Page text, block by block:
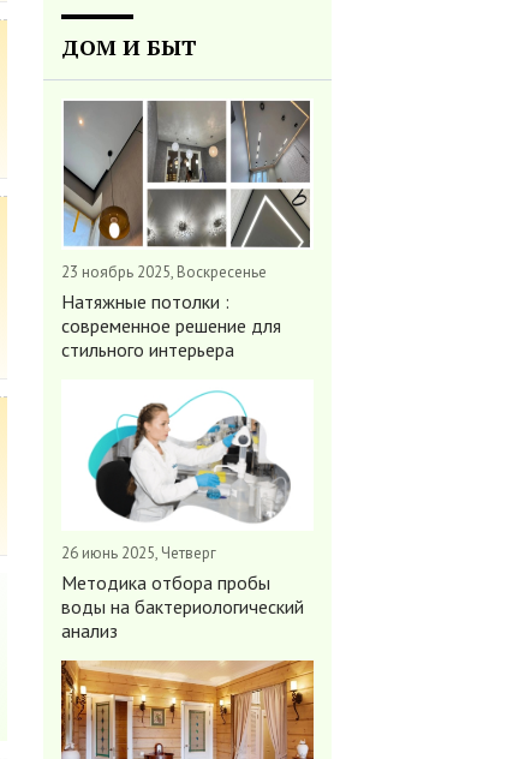
ДОМ И БЫТ
23 ноябрь 2025, Воскресенье
Натяжные потолки :
современное решение для
стильного интерьера
26 июнь 2025, Четверг
Методика отбора пробы
воды на бактериологический
анализ